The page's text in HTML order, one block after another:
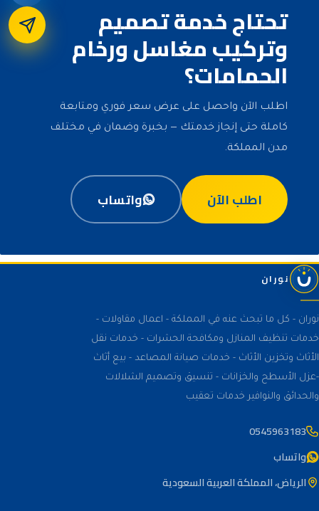
تحتاج خدمة تصميم
وتركيب مغاسل ورخام
الحمامات؟
اطلب الآن واحصل على عرض سعر فوري ومتابعة
كاملة حتى إنجاز خدمتك — بخبرة وضمان في مختلف
مدن المملكة.
اطلب الآن واتساب
نوران
نوران - كل ما تبحث عنه في المملكة - اعمال مقاولات -
خدمات تنظيف المنازل ومكافحة الحشرات - خدمات نقل
الأثاث وتخزين الأثاث - خدمات صيانة المصاعد - بيع أثاث
-عزل الأسطح والخزانات - تنسيق وتصميم الشلالات
والحدائق والنوافير خدمات تعقيب
0545963183
واتساب
الرياض، المملكة العربية السعودية